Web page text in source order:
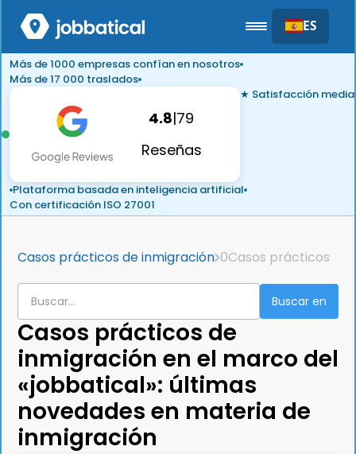
ES
Más de 1000 empresas confían en nosotros
Más de 17 000 traslados
4.8|79
Reseñas
★ Satisfacción media
Plataforma basada en inteligencia artificial
Con certificación ISO 27001
Casos prácticos de inmigración 0Casos prácticos
Casos prácticos de
inmigración en el marco del
«jobbatical»: últimas
novedades en materia de
inmigración